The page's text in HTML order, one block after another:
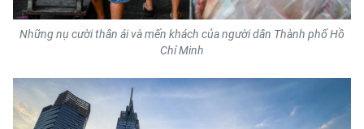
Những nụ cười thân ái và mến khách của người dân Thành phố Hồ
Chí Minh